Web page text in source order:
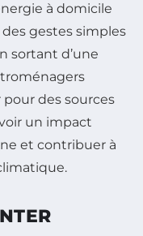
à domicile
gestes simples
sortant d’une
des sources
un impact
et contribuer à